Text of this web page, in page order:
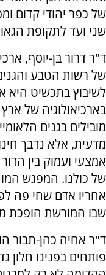
של כפר יהודי קדום
שני ועד לתקופת
ד"ר דרור בן-יוסף,
של רשות הטבע
לשיבוץ בתכשיט היא
בארכיאולוגיה של
מובילים בגנים
מדעית, אלא נדבך
אמצעי ועמוק בין
של כולנו. המפגש
שבו המורשת הופכת
ד"ר אחיה כהן-תבור
פותחים בפנינו חלון